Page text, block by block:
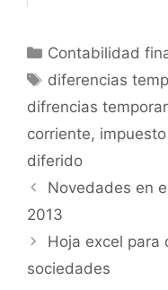
Categorías
Contabilidad
Etiquetas
diferencias
difrencias
corriente,
diferido
Novedades en
2013
Hoja excel para
sociedades